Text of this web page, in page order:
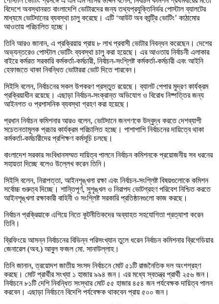
বিদেশে অবস্থানরত বাংলাদেশি ভোটারদের জন্য তথ্যপ্রযুক্তিনির্ভর পোস্টাল ব্যালটের
মাধ্যমে ভোটদানের ব্যবস্থা চালু করেছে। এটি ‘আউট অব কান্ট্রি ভোটিং’ কাঠামোর
আওতায় পরিচালিত হচ্ছে।
তিনি আরও জানান, এ প্রক্রিয়ায় প্রায় ৮ লাখ প্রবাসী ভোটার নিবন্ধন করেছেন। দেশের
অভ্যন্তরেও পোস্টাল ভোটিং ব্যবস্থা চালু করা হয়েছে। এর আওতায় নির্বাচনী এলাকার
বাইরে কর্মরত সরকারি কর্মকর্তা-কর্মচারী, নির্বাচন-সংশ্লিষ্ট কর্মকর্তা-কর্মচারী এবং আইনি
হেফাজতে থাকা নিবন্ধিত ভোটাররা ভোট দিতে পারবেন।
সিইসি বলেন, নির্বাচনের সকল উপকরণ প্রস্তুত রয়েছে। ব্যালট পেপার মুদ্রণ কার্যক্রম
প্রক্রিয়াধীন রয়েছে। এছাড়া নির্বাচন-সংক্রান্ত অভিযোগ ও বিরোধ নিষ্পত্তির জন্য
আইনগত ও প্রশাসনিক ব্যবস্থা গ্রহণ করা হয়েছে।
প্রধান নির্বাচন কমিশনার আরও বলেন, ভোটদানে জনগণকে উদ্বুদ্ধ করতে দেশব্যাপী
সচেতনতামূলক প্রচার কার্যক্রম পরিচালিত হচ্ছে। পাশাপাশি নির্বাচনের দায়িত্বে থাকা
কর্মকর্তা-কর্মচারীদের প্রশিক্ষণ কর্মসূচি চলছে।
বাংলাদেশ সরকার সংবিধানসম্মত দায়িত্ব পালনে নির্বাচন কমিশনকে প্রয়োজনীয় সব ধরনের
সহায়তা দিচ্ছে বলেও উল্লেখ করেন তিনি।
সিইসি বলেন, নিরাপত্তা, আইনশৃঙ্খলা রক্ষা এবং নির্বাচন-সংশ্লিষ্ট বিষয়গুলোকে কমিশন
সর্বোচ্চ গুরুত্ব দিচ্ছে। শান্তিপূর্ণ, সুশৃঙ্খল ও নিরাপদ ভোটগ্রহণ পরিবেশ নিশ্চিত করতে
আইনশৃঙ্খলা রক্ষাকারী বাহিনী ও সংশ্লিষ্ট সরকারি প্রতিষ্ঠানগুলো কাজ করছে।
নির্বাচন প্রক্রিয়াকে এগিয়ে নিতে কূটনীতিকদের অব্যাহত সহযোগিতা প্রত্যাশা করেন
তিনি।
ব্রিফিংয়ে আসন্ন নির্বাচনের বিভিন্ন পরিসংখ্যান তুলে ধরেন নির্বাচন কমিশনার ব্রিগেডিয়ার
জেনারেল (অব.) আবুল ফজল মো. সানাউল্লাহ।
তিনি জানান, ত্রয়োদশ জাতীয় সংসদ নির্বাচনে মোট ৫১টি রাজনৈতিক দল অংশগ্রহণ
করছে। মোট প্রার্থীর সংখ্যা ১ হাজার ৯৯৪ জন। এর মধ্যে স্বতন্ত্র প্রার্থী ২৫৬ জন।
নির্বাচনে ৮১টি দেশি নিবন্ধিত সংস্থার মোট ৫৫ হাজার ৪৫৪ জন পর্যবেক্ষক দায়িত্ব পালন
করবেন। এছাড়া নির্বাচনে বিদেশি পর্যবেক্ষক থাকবেন প্রায় ৫০০ জন।